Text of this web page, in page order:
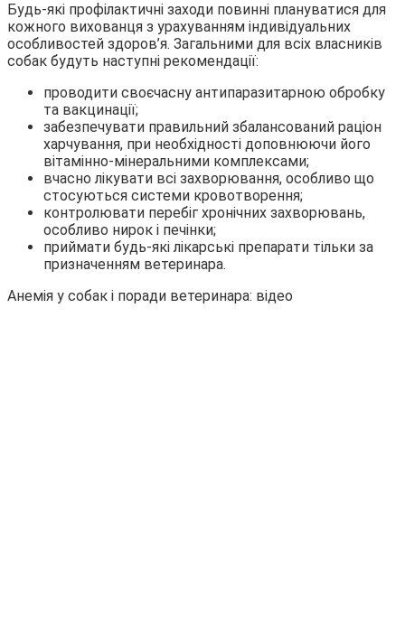
Будь-які профілактичні заходи повинні плануватися для
кожного вихованця з урахуванням індивідуальних
особливостей здоров’я. Загальними для всіх власників
собак будуть наступні рекомендації:
проводити своєчасну антипаразитарною обробку
та вакцинації;
забезпечувати правильний збалансований раціон
харчування, при необхідності доповнюючи його
вітамінно-мінеральними комплексами;
вчасно лікувати всі захворювання, особливо що
стосуються системи кровотворення;
контролювати перебіг хронічних захворювань,
особливо нирок і печінки;
приймати будь-які лікарські препарати тільки за
призначенням ветеринара.
Анемія у собак і поради ветеринара: відео